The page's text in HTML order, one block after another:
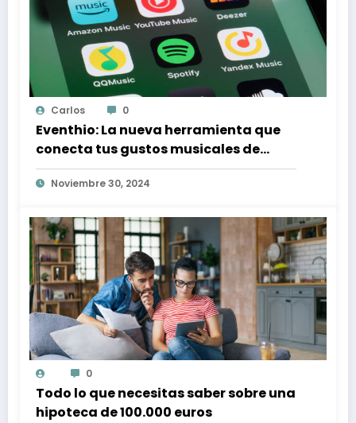
Carlos 0
Eventhio: La nueva herramienta que
conecta tus gustos musicales de
Spotify con conciertos en tu zona
Noviembre 30, 2024
0
Todo lo que necesitas saber sobre una
hipoteca de 100.000 euros